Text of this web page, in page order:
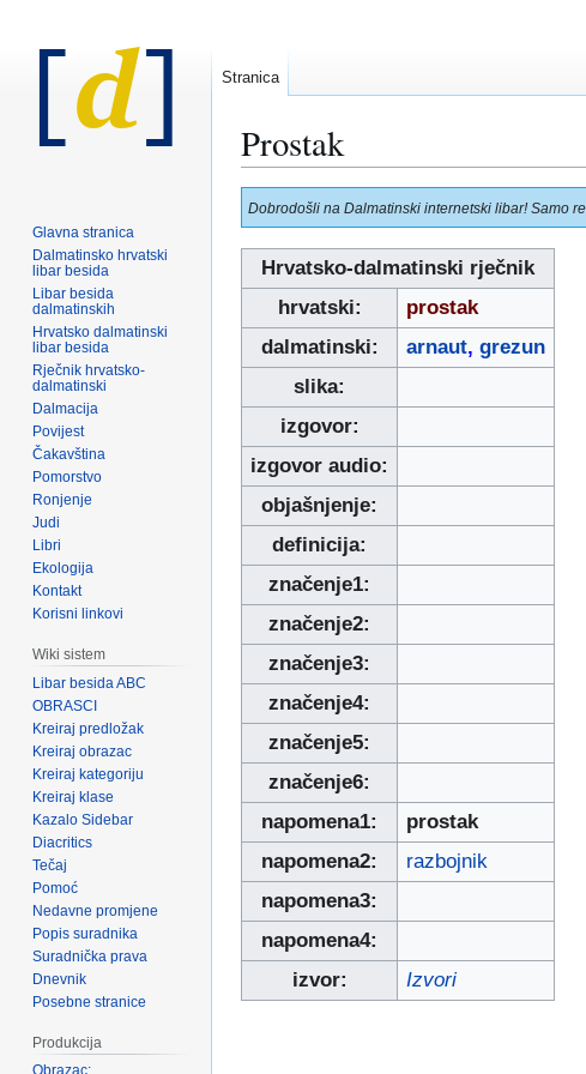
Prostak
Prijeđi
na
navigaciju
Prijeđi
na
pretraživanje
Dobrodošli na Dalmatinski internetski libar! Samo
Hrvatsko-dalmatinski rječnik
hrvatski:
prostak
dalmatinski:
arnaut, grezun
slika:
izgovor:
izgovor audio:
objašnjenje:
definicija:
značenje1:
značenje2:
značenje3:
značenje4:
značenje5:
značenje6:
napomena1:
prostak
napomena2:
razbojnik
napomena3:
napomena4:
izvor:
Izvori
Stranica
Glavna stranica
Dalmatinsko hrvatski
libar besida
Libar besida
dalmatinskih
Hrvatsko dalmatinski
libar besida
Rječnik hrvatsko-
dalmatinski
Dalmacija
Povijest
Čakavština
Pomorstvo
Ronjenje
Judi
Libri
Ekologija
Kontakt
Korisni linkovi
Wiki sistem
Libar besida ABC
OBRASCI
Kreiraj predložak
Kreiraj obrazac
Kreiraj kategoriju
Kreiraj klase
Kazalo Sidebar
Diacritics
Tečaj
Pomoć
Nedavne promjene
Popis suradnika
Suradnička prava
Dnevnik
Posebne stranice
Produkcija